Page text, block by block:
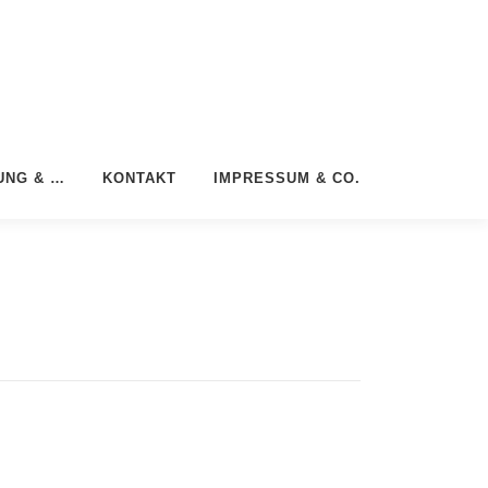
& … KONTAKT IMPRESSUM & CO.